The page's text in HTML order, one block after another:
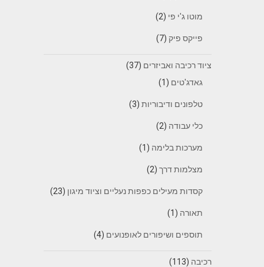
מוטו ג'י פי(2)
פייקס פיק(7)
ציוד רכיבה ואביזרים(37)
גאדג'טים(1)
טלפונים ודיבוריות(3)
כלי עבודה(2)
מערכות בלימה(1)
מצלמות דרך(2)
קסדות מעילים כפפות נעליים וציוד מיגון(23)
תאורה(1)
תוספים ושיפורים לאופנועים(4)
(113)